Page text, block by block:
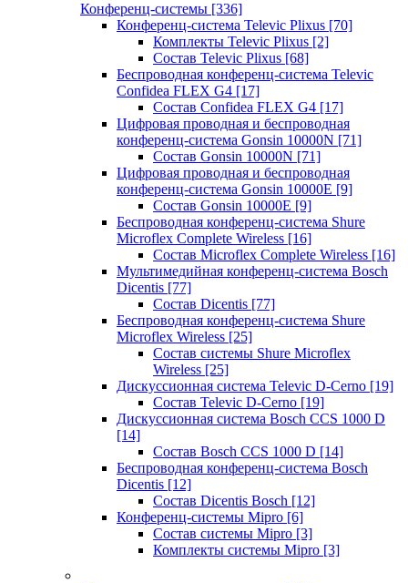
Конференц-системы [336]
Конференц-система Televic Plixus [70]
Комплекты Televic Plixus [2]
Состав Televic Plixus [68]
Беспроводная конференц-система Televic
Confidea FLEX G4 [17]
Состав Confidea FLEX G4 [17]
Цифровая проводная и беспроводная
конференц-система Gonsin 10000N [71]
Состав Gonsin 10000N [71]
Цифровая проводная и беспроводная
конференц-система Gonsin 10000E [9]
Состав Gonsin 10000E [9]
Беспроводная конференц-система Shure
Microflex Complete Wireless [16]
Состав Microflex Complete Wireless [16]
Мультимедийная конференц-система Bosch
Dicentis [77]
Состав Dicentis [77]
Беспроводная конференц-система Shure
Microflex Wireless [25]
Состав системы Shure Microflex
Wireless [25]
Дискуссионная система Televic D-Cerno [19]
Состав Televic D-Cerno [19]
Дискуссионная система Bosch CCS 1000 D
[14]
Состав Bosch CCS 1000 D [14]
Беспроводная конференц-система Bosch
Dicentis [12]
Состав Dicentis Bosch [12]
Конференц-системы Mipro [6]
Состав системы Mipro [3]
Комплекты системы Mipro [3]